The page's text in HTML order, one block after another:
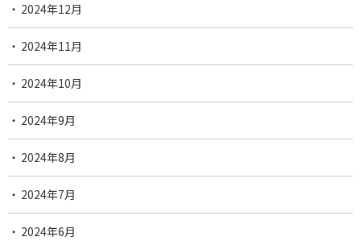
2024年12月
2024年11月
2024年10月
2024年9月
2024年8月
2024年7月
2024年6月